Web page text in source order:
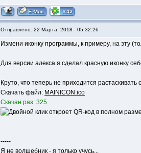
Отправлено: 22 Марта, 2018 - 05:32:26
Измени иконку программы, к примеру, на эту
Для версии алекса я сделал красную иконку
Круто, что теперь не приходится
Скачать файл: MAINICON.ico
Скачан раз: 325
-----
Я не волшебник - я только учусь...